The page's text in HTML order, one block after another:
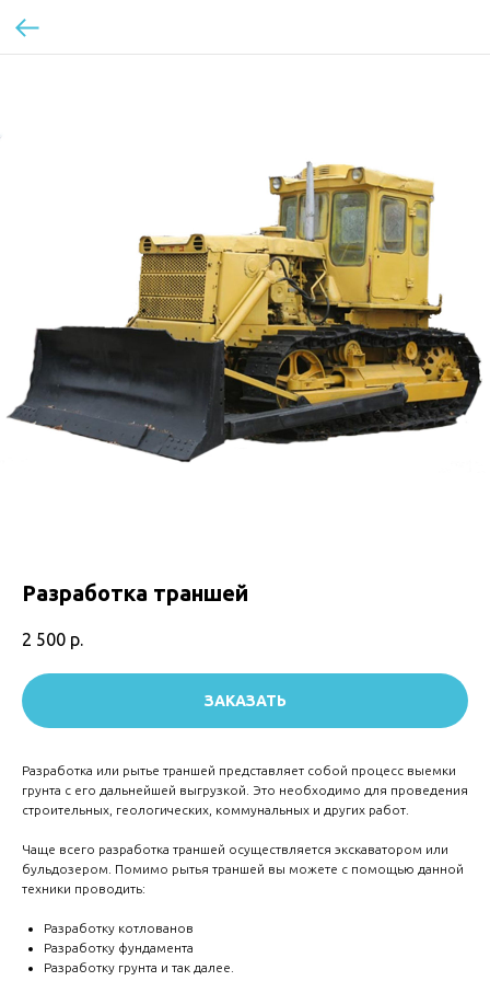
Разработка траншей
2 500 р.
ЗАКАЗАТЬ
Разработка или рытье траншей представляет собой процесс выемки
грунта с его дальнейшей выгрузкой. Это необходимо для проведения
строительных, геологических, коммунальных и других работ.
Чаще всего разработка траншей осуществляется экскаватором или
бульдозером. Помимо рытья траншей вы можете с помощью данной
техники проводить:
Разработку котлованов
Разработку фундамента
Разработку грунта и так далее.